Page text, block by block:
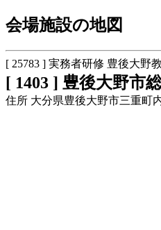
会場施設の地図
[ 25783 ] 実務者研修 豊後大野
[ 1403 ] 豊後大野市
住所 大分県豊後大野市三重町